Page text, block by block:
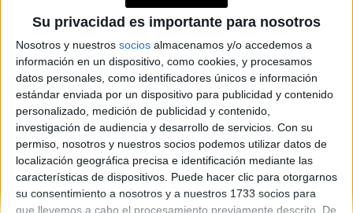
Su privacidad es importante para nosotros
Nosotros y nuestros socios almacenamos y/o accedemos a
información en un dispositivo, como cookies, y procesamos
datos personales, como identificadores únicos e información
estándar enviada por un dispositivo para publicidad y contenido
personalizado, medición de publicidad y contenido,
investigación de audiencia y desarrollo de servicios. Con su
permiso, nosotros y nuestros socios podemos utilizar datos de
localización geográfica precisa e identificación mediante las
características de dispositivos. Puede hacer clic para otorgarnos
su consentimiento a nosotros y a nuestros 1733 socios para
que llevemos a cabo el procesamiento previamente descrito. De
Caras Noticias
Hombre
Parabrisas
Look
Luz Mía Lunateen Break BATimes
© Perfil.com 2006-2019 - Todos los derechos reservados
Registro de Propiedad Intelectual: Nro. 5346433